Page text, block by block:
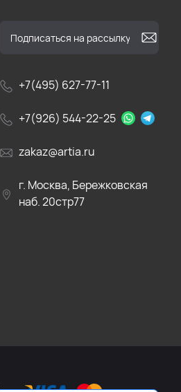
+7(495) 627-77-11
+7(926) 544-22-25
zakaz@artia.ru
г. Москва, Бережковская
наб. 20стр77